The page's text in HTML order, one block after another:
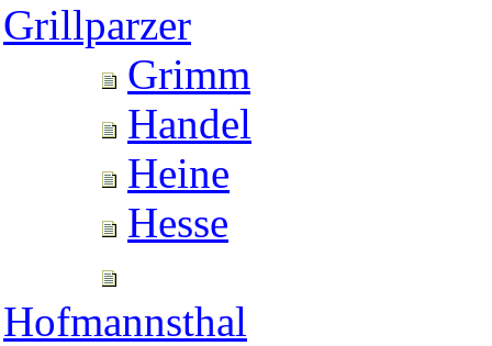
Grillparzer
Grimm
Handel
Heine
Hesse
Hofmannsthal